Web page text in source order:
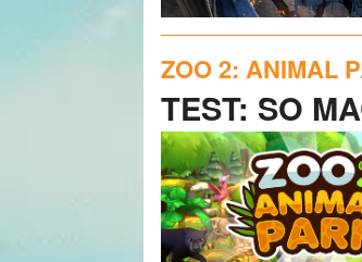
ZOO 2: ANIMAL
TEST: SO